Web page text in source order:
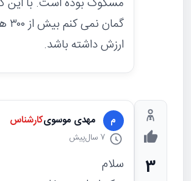
ارزش داشته باشد.
3
م مهدی موسویکارشناس
7 سال پیش
سلام